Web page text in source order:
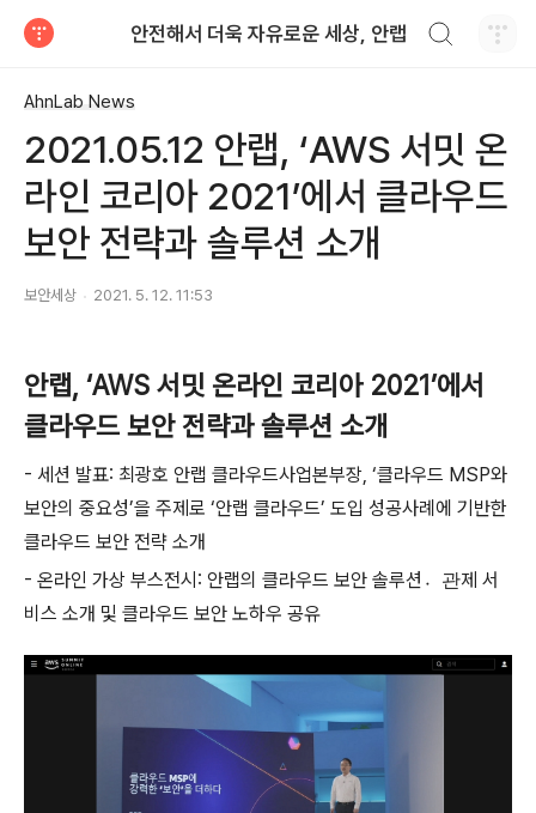
안전해서 더욱 자유로운 세상, 안랩
AhnLab News
2021.05.12 안랩, ‘AWS 서밋 온
라인 코리아 2021’에서 클라우드
보안 전략과 솔루션 소개
보안세상 2021. 5. 12. 11:53
안랩, ‘AWS 서밋 온라인 코리아2021’에서
클라우드 보안 전략과 솔루션 소개
- 세션 발표: 최광호 안랩 클라우드사업본부장, ‘클라우드 MSP와
보안의 중요성’을 주제로 ‘안랩 클라우드’ 도입 성공사례에 기반한
클라우드 보안 전략 소개
- 온라인 가상 부스전시 : 안랩의 클라우드 보안 솔루션관제 서
비스 소개 및 클라우드 보안 노하우 공유